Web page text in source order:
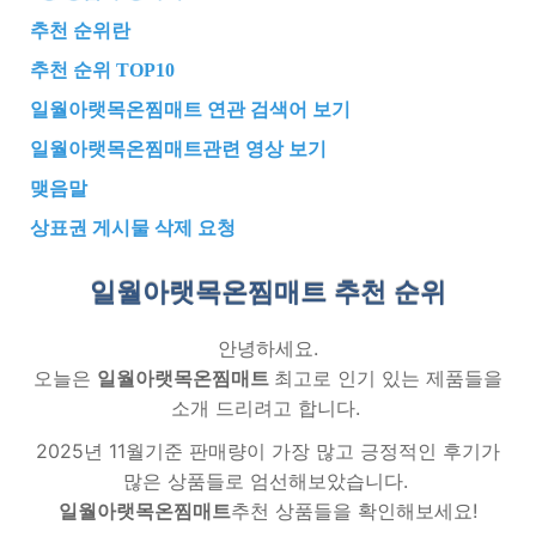
추천 순위란
추천 순위 TOP10
일월아랫목온찜매트 연관 검색어 보기
일월아랫목온찜매트관련 영상 보기
맺음말
상표권 게시물 삭제 요청
일월아랫목온찜매트 추천 순위
안녕하세요.
오늘은 일월아랫목온찜매트 최고로 인기 있는 제품들을
소개 드리려고 합니다.
2025년 11월기준 판매량이 가장 많고 긍정적인 후기가
많은 상품들로 엄선해보았습니다.
일월아랫목온찜매트추천 상품들을 확인해보세요!